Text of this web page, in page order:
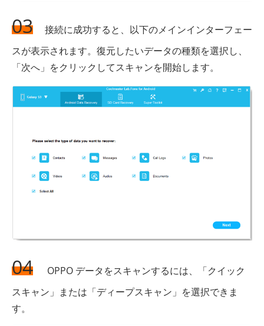
03
接続に成功すると、以下のメインインターフェー
スが表示されます。復元したいデータの種類を選択し、
「次へ」をクリックしてスキャンを開始します。
04
OPPO データをスキャンするには、「クイック
スキャン」または「ディープスキャン」を選択できま
す。